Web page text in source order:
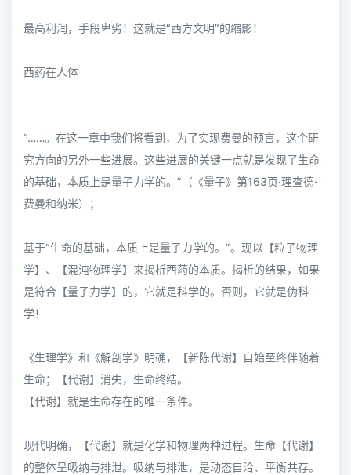
最高利润，手段卑劣！这就是“西方文明”的缩影！
西药在人体
“……。在这一章中我们将看到，为了实现费曼的预言，这个研
究方向的另外一些进展。这些进展的关键一点就是发现了生命
的基础，本质上是量子力学的。”（《量子》第163页·理查德·
费曼和纳米）；
基于“生命的基础，本质上是量子力学的。”。现以【粒子物理
学】、【混沌物理学】来揭析西药的本质。揭析的结果，如果
是符合【量子力学】的，它就是科学的。否则，它就是伪科
学！
《生理学》和《解剖学》明确，【新陈代谢】自始至终伴随着
生命；【代谢】消失，生命终结。
【代谢】就是生命存在的唯一条件。
现代明确，【代谢】就是化学和物理两种过程。生命【代谢】
的整体呈吸纳与排泄。吸纳与排泄，是动态自洽、平衡共存。